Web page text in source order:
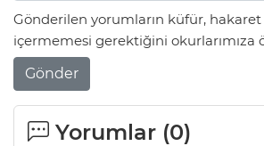
Gönderilen yorumların küfür,
içermemesi gerektiğini okurlarımıza
Gönder
Yorumlar (0)